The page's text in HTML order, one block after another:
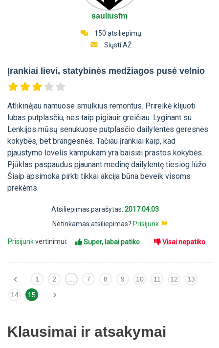
sauliusfm
150 atsiliepimų
Siųsti AŽ
Įrankiai lievi, statybinės medžiagos pusė velnio
Atlikinėjau namuose smulkius remontus. Prireikė klijuoti
lubas putplasčiu, nes taip pigiauir greičiau. Lyginant su
Lenkijos mūsų senukuose putplasčio dailylentės geresnės
kokybės, bet brangesnės. Tačiau įrankiai kaip, kad
pjaustymo lovelis kampukam yra baisiai prastos kokybės.
Pjūklas paspaudus pjaunant medinę dailylentę tiesiog lūžo.
Šiaip apsimoka pirkti tikkai akcija būna beveik visoms
prekėms.
Atsiliepimas parašytas: 2017.04.03
Netinkamas atsiliepimas? Prisijunk
Prisijunkvertinimui: Super, labai patiko Visai nepatiko
‹ 1 2 ... 7 8 9 10 11 12
13
14
15 ›
Klausimai ir atsakymai